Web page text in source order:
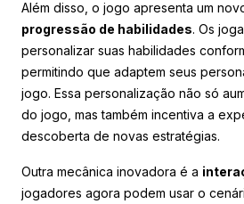
Além disso, o jogo apresenta um
progressão de habilidades. Os
personalizar suas habilidades
permitindo que adaptem seus
jogo. Essa personalização não só
do jogo, mas também incentiva a
descoberta de novas estratégias.
Outra mecânica inovadora é a
jogadores agora podem usar o